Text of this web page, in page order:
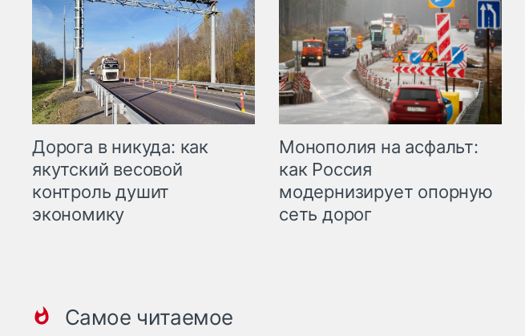
Дорога в никуда: как
якутский весовой
контроль душит
экономику
Монополия на асфальт:
как Россия
модернизирует опорную
сеть дорог
Самое читаемое